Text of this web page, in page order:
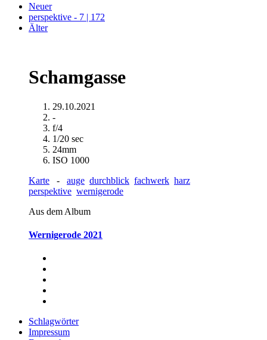
Neuer
perspektive - 7 | 172
Älter
Schamgasse
29.10.2021
-
f/4
1/20 sec
24mm
ISO 1000
Karte - auge durchblick fachwerk harz
perspektive wernigerode
Aus dem Album
Wernigerode 2021
Schlagwörter
Impressum